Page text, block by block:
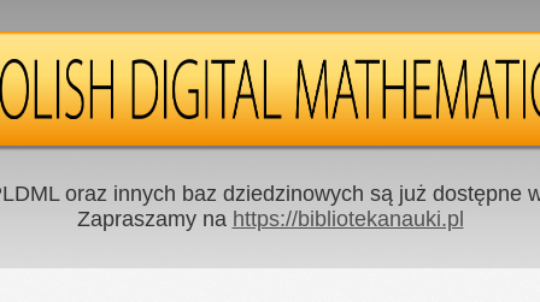
oraz innych baz dziedzinowych są już dostępne
Zapraszamy na https://bibliotekanauki.pl